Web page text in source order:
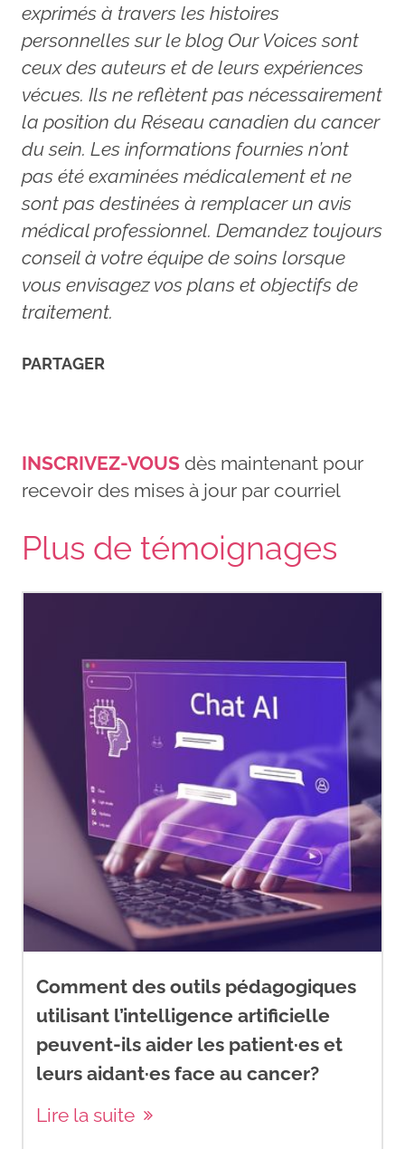
exprimés à travers les histoires
personnelles sur le blog Our Voices sont
ceux des auteurs et de leurs expériences
vécues. Ils ne reflètent pas nécessairement
la position du Réseau canadien du cancer
du sein. Les informations fournies n’ont
pas été examinées médicalement et ne
sont pas destinées à remplacer un avis
médical professionnel. Demandez toujours
conseil à votre équipe de soins lorsque
vous envisagez vos plans et objectifs de
traitement.
PARTAGER
INSCRIVEZ-VOUS dès maintenant pour
recevoir des mises à jour par courriel
Plus de témoignages
Comment des outils pédagogiques
utilisant l’intelligence artificielle
peuvent-ils aider les patient·es et
leurs aidant·es face au cancer?
Lire la suite